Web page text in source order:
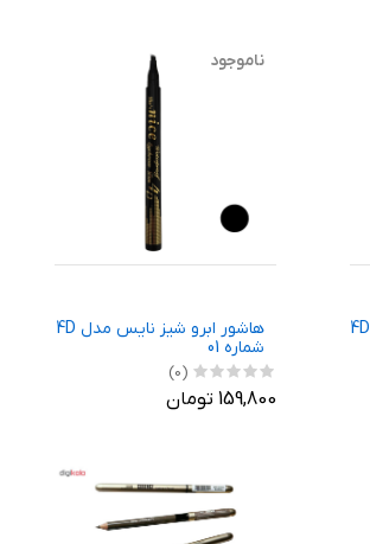
هاشور ابرو شیز نایس مدل 4D
ناموجود
هاشور ابرو شیز نایس مدل 4D
شماره 01
(0)
159,800 تومان